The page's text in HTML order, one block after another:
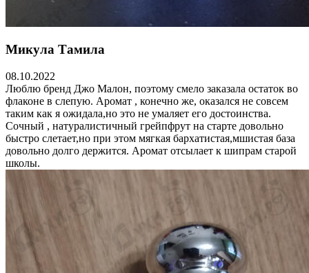
Микула Тамила
08.10.2022
Люблю бренд Джо Малон, поэтому смело заказала остаток во
флаконе в слепую. Аромат , конечно же, оказался не совсем
таким как я ожидала,но это не умаляет его достоинства.
Сочный , натуралистичный грейпфрут на старте довольно
быстро слетает,но при этом мягкая бархатистая,мшистая база
довольно долго держится. Аромат отсылает к шипрам старой
школы.